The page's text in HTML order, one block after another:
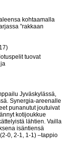
kohtaamalla
”rakkaan
tuovat
Jyväskylässä,
Synergia-areenalle
punanutut joutuivat
kotijoukkue
lähtien. Vailla
isäntiensä
0, 2-1, 1-1) –tappio